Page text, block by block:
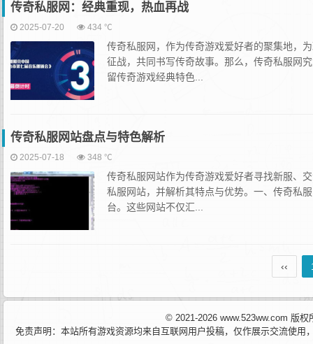
传奇私服网：经典重现，热血再战
2025-07-20 434 ℃
传奇私服网，作为传奇游戏爱好者的聚集地，
征战，共同书写传奇故事。那么，传奇私服网
留传奇游戏经典特色...
传奇私服网站盘点与特色解析
2025-07-18 348 ℃
传奇私服网站作为传奇游戏爱好者寻找新服、
私服网站，并解析其特点与优势。一、传奇私
台。这些网站不仅汇...
‹‹
© 2021-2026 www.523ww.com 版
免责声明：本站所有游戏资源均来自互联网用户投稿，仅作展示交流使